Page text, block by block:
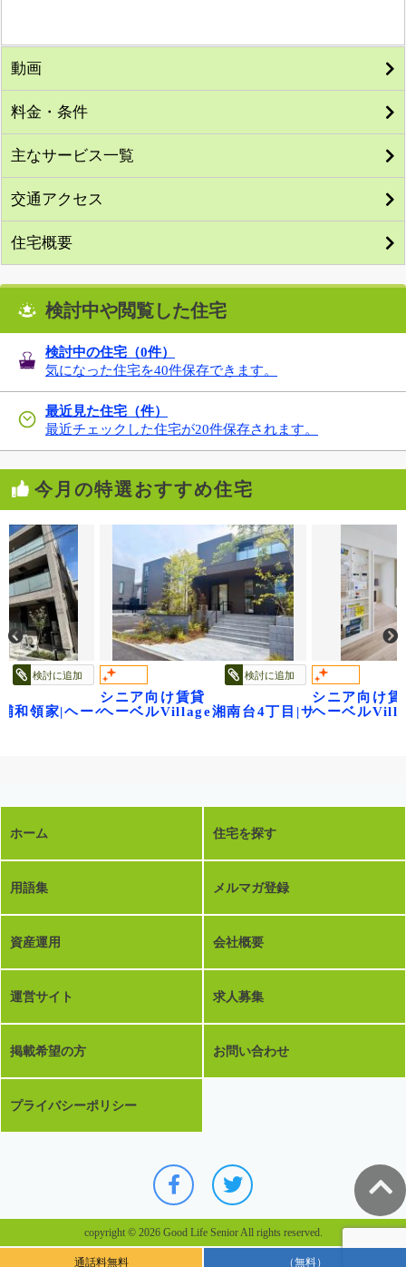
動画
料金・条件
主なサービス一覧
交通アクセス
住宅概要
検討中や閲覧した住宅
検討中の住宅（0件）
気になった住宅を40件保存できます。
最近見た住宅（件）
最近チェックした住宅が20件保存されます。
今月の特選おすすめ住宅
検討に追加
和領家|ヘーベルヴィレッジ浦和領家ヴェルデ
検討に追加
シニア向け賃貸
ヘーベルVillage湘南台4丁目|サニーヒルズ
シニア向け賃
ヘーベル
ホーム 住宅を探す
用語集 メルマガ登録
資産運用 会社概要
運営サイト 求人募集
掲載希望の方 お問い合わせ
プライバシーポリシー
copyright © 2026 Good Life Senior All rights reserved.
通話料無料 （無料）